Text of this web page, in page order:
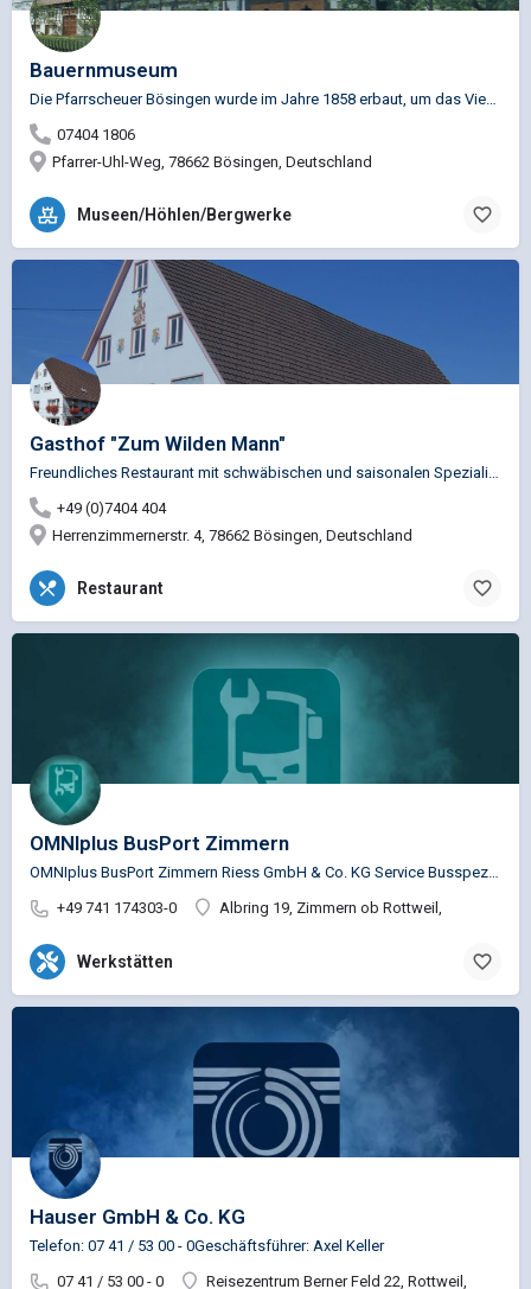
Bauernmuseum
07404 1806
Pfarrer-Uhl-Weg, 78662 Bösingen, Deutschland
Museen/Höhlen/Bergwerke
Gasthof "Zum Wilden Mann"
+49 (0)7404 404
Herrenzimmernerstr. 4, 78662 Bösingen, Deutschland
Restaurant
OMNIplus BusPort Zimmern
+49 741 174303-0
Albring 19, Zimmern ob Rottweil,
Werkstätten
Hauser GmbH & Co. KG
Telefon: 07 41 / 53 00 - 0Geschäftsführer: Axel Keller
07 41 / 53 00 - 0
Reisezentrum Berner Feld 22, Rottweil,